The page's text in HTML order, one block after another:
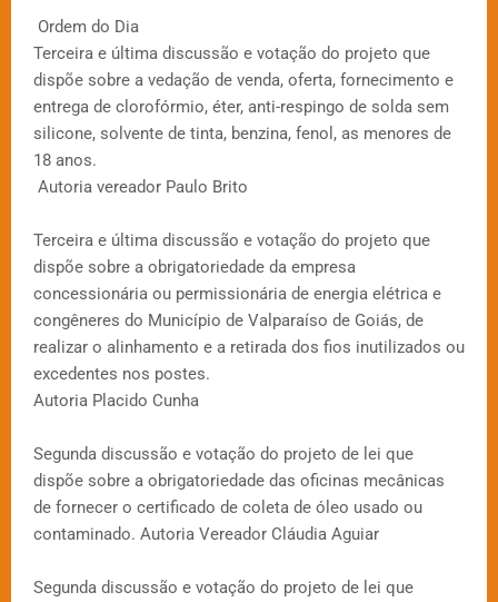
Ordem do Dia
Terceira e última discussão e votação do projeto que
dispõe sobre a vedação de venda, oferta, fornecimento e
entrega de clorofórmio, éter, anti-respingo de solda sem
silicone, solvente de tinta, benzina, fenol, as menores de
18 anos.
Autoria vereador Paulo Brito
Terceira e última discussão e votação do projeto que
dispõe sobre a obrigatoriedade da empresa
concessionária ou permissionária de energia elétrica e
congêneres do Município de Valparaíso de Goiás, de
realizar o alinhamento e a retirada dos fios inutilizados ou
excedentes nos postes.
Autoria Placido Cunha
Segunda discussão e votação do projeto de lei que
dispõe sobre a obrigatoriedade das oficinas mecânicas
de fornecer o certificado de coleta de óleo usado ou
contaminado. Autoria Vereador Cláudia Aguiar
Segunda discussão e votação do projeto de lei que